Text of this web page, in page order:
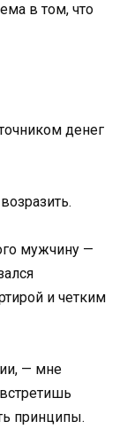
в том, что
денег
мужчину —
и четким
— мне
принципы.